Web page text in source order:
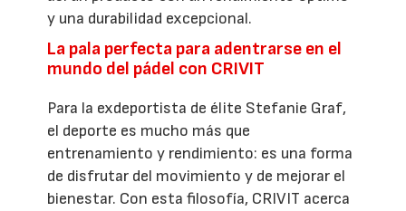
y una durabilidad excepcional.
La pala perfecta para adentrarse en el
mundo del pádel con CRIVIT
Para la exdeportista de élite Stefanie Graf,
el deporte es mucho más que
entrenamiento y rendimiento: es una forma
de disfrutar del movimiento y de mejorar el
bienestar. Con esta filosofía, CRIVIT acerca